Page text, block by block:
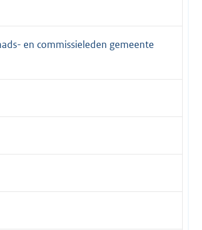
en commissieleden gemeente